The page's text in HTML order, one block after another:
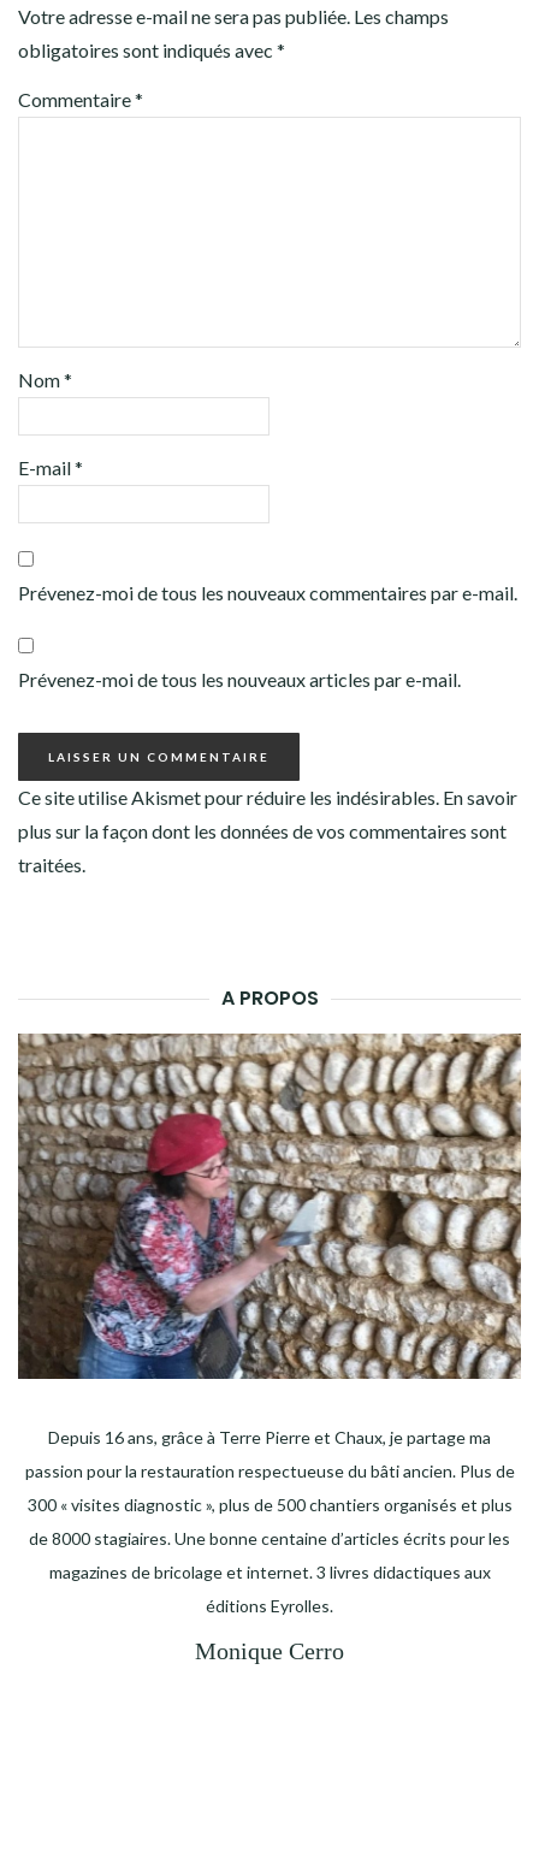
Votre adresse e-mail ne sera pas publiée. Les champs
obligatoires sont indiqués avec *
Commentaire*
Nom*
E-mail*
Prévenez-moi de tous les nouveaux commentaires par e-mail.
Prévenez-moi de tous les nouveaux articles par e-mail.
Ce site utilise Akismet pour réduire les indésirables. En savoir
plus sur la façon dont les données de vos commentaires sont
traitées.
A PROPOS
Depuis 16 ans, grâce à Terre Pierre et Chaux, je partage ma
passion pour la restauration respectueuse du bâti ancien. Plus de
300 « visites diagnostic », plus de 500 chantiers organisés et plus
de 8000 stagiaires. Une bonne centaine d’articles écrits pour les
magazines de bricolage et internet. 3 livres didactiques aux
éditions Eyrolles.
Monique Cerro